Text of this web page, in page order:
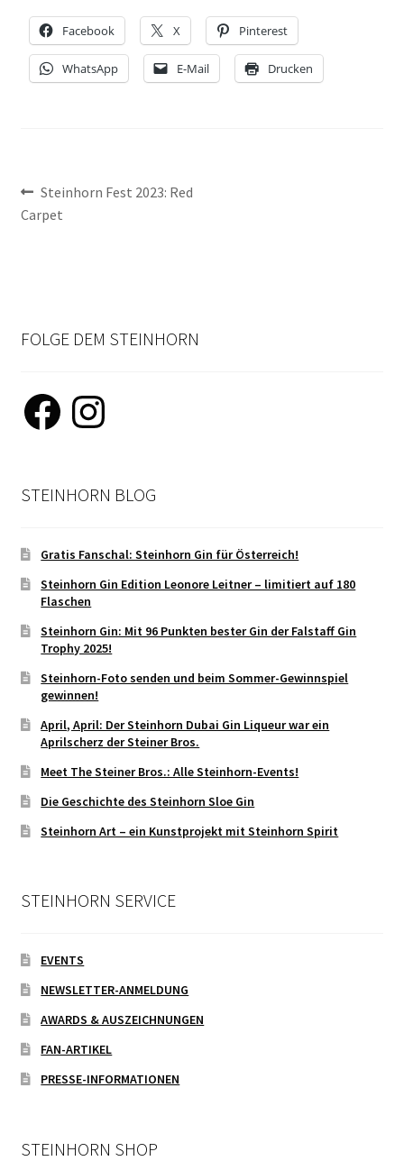
NEWSLETTER-ANMELDUNG
STEINHORN BLOG
Facebook X Pinterest
WhatsApp E-Mail Drucken
Beitragsnavigation
Vorheriger
Beitrag:
Steinhorn Fest 2023: Red
Carpet
FOLGE DEM STEINHORN
Facebook Instagram
STEINHORN BLOG
Gratis Fanschal: Steinhorn Gin für Österreich!
Steinhorn Gin Edition Leonore Leitner – limitiert auf 180
Flaschen
Steinhorn Gin: Mit 96 Punkten bester Gin der Falstaff Gin
Trophy 2025!
Steinhorn-Foto senden und beim Sommer-Gewinnspiel
gewinnen!
April, April: Der Steinhorn Dubai Gin Liqueur war ein
Aprilscherz der Steiner Bros.
Meet The Steiner Bros.: Alle Steinhorn-Events!
Die Geschichte des Steinhorn Sloe Gin
Steinhorn Art – ein Kunstprojekt mit Steinhorn Spirit
STEINHORN SERVICE
EVENTS
NEWSLETTER-ANMELDUNG
AWARDS & AUSZEICHNUNGEN
FAN-ARTIKEL
PRESSE-INFORMATIONEN
STEINHORN SHOP